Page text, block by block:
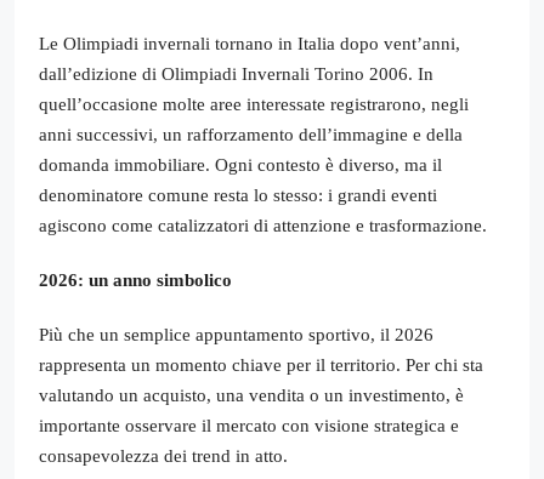
Le Olimpiadi invernali tornano in Italia dopo vent’anni,
dall’edizione di Olimpiadi Invernali Torino 2006. In
quell’occasione molte aree interessate registrarono, negli
anni successivi, un rafforzamento dell’immagine e della
domanda immobiliare. Ogni contesto è diverso, ma il
denominatore comune resta lo stesso: i grandi eventi
agiscono come catalizzatori di attenzione e trasformazione.
2026: un anno simbolico
Più che un semplice appuntamento sportivo, il 2026
rappresenta un momento chiave per il territorio. Per chi sta
valutando un acquisto, una vendita o un investimento, è
importante osservare il mercato con visione strategica e
consapevolezza dei trend in atto.